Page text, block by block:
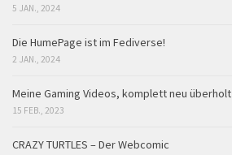
5 JAN., 2024
Die HumePage ist im Fediverse!
2 JAN., 2024
Meine Gaming Videos, komplett neu überholt
15 FEB., 2023
CRAZY TURTLES – Der Webcomic